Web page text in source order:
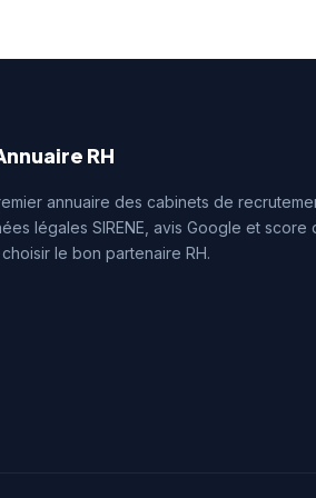
RH
annuaire des cabinets de
légales SIRENE, avis Google et
le bon partenaire RH.